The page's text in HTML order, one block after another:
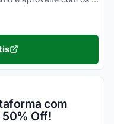
com
50% Off!